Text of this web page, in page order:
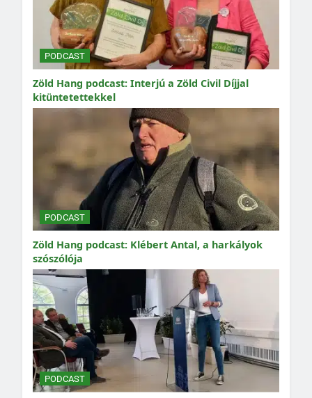
PODCAST
Zöld Hang podcast: Interjú a Zöld Civil Díjjal
kitüntetettekkel
PODCAST
Zöld Hang podcast: Klébert Antal, a harkályok
szószólója
PODCAST